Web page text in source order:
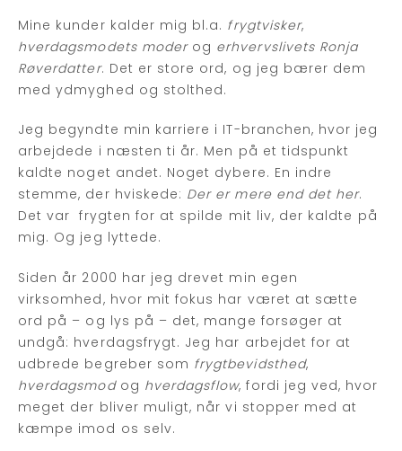
Mine kunder kalder mig bl.a. frygtvisker,
hverdagsmodets moderog erhvervslivets Ronja
Røverdatter. Det er store ord, og jeg bærer dem
med ydmyghed og stolthed.
Jeg begyndte min karriere i IT-branchen, hvor jeg
arbejdede i næsten ti år. Men på et tidspunkt
kaldte noget andet. Noget dybere. En indre
stemme, der hviskede: Der er mere end det her.
Det var frygten for at spilde mit liv, der kaldte på
mig. Og jeg lyttede.
Siden år 2000 har jeg drevet min egen
virksomhed, hvor mit fokus har været at sætte
ord på – og lys på – det, mange forsøger at
undgå: hverdagsfrygt. Jeg har arbejdet for at
udbrede begreber som frygtbevidsthed,
hverdagsmodog hverdagsflow, fordi jeg ved, hvor
meget der bliver muligt, når vi stopper med at
kæmpe imod os selv.